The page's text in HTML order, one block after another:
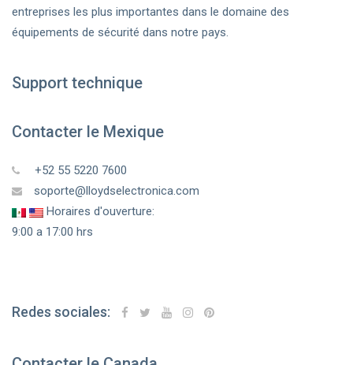
entreprises les plus importantes dans le domaine des
équipements de sécurité dans notre pays.
Support technique
Contacter le Mexique
+52 55 5220 7600
soporte@lloydselectronica.com
Horaires d'ouverture:
9:00 a 17:00 hrs
Redes sociales: